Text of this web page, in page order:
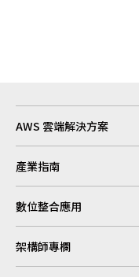
AWS 雲端解決方案
產業指南
數位整合應用
架構師專欄